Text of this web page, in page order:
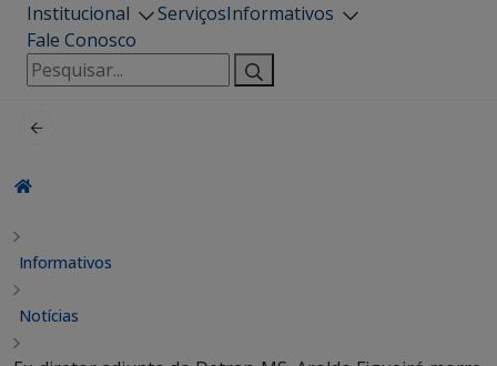
Institucional ServiçosInformativos
Fale Conosco
Pesquisar
por:
Informativos
Notícias